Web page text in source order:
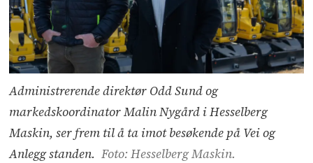
Administrerende direktør Odd Sund og
markedskoordinator Malin Nygård i Hesselberg
Maskin, ser frem til å ta imot besøkende på Vei og
Anlegg standen. Foto: Hesselberg Maskin.